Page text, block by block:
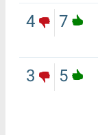
7
4
5
3